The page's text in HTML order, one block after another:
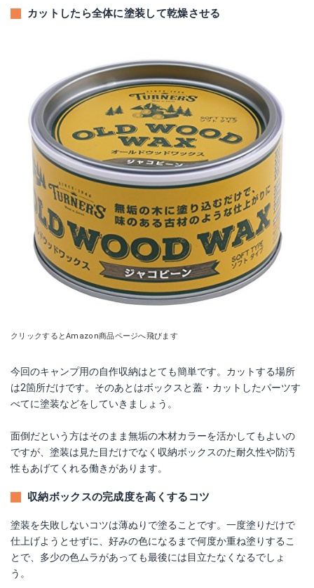
カットしたら全体に塗装して乾燥させる
クリックするとAmazon商品ページへ飛びます
今回のキャンプ用の自作収納はとても簡単です。カットする場所
は2箇所だけです。そのあとはボックスと蓋・カットしたパーツす
べてに塗装などをしていきましょう。
面倒だという方はそのまま無垢の木材カラーを活かしてもよいの
ですが、塗装は見た目だけでなく収納ボックスのた耐久性や防汚
性もあげてくれる働きがあります。
収納ボックスの完成度を高くするコツ
塗装を失敗しないコツは薄ぬりで塗ることです。一度塗りだけで
仕上げようとせずに、好みの色になるまで何度か重ね塗りするこ
とで、多少の色ムラがあっても最後には目立たなくなるでしょ
う。